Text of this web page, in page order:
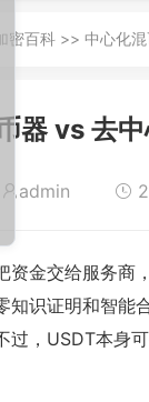
密百科 >> 中心化
器 vs 去
admin
资金交给服务商
知识证明和智能
过，USDT本身